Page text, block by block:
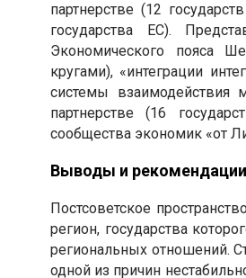
партнерстве (12
государства ЕС).
Экономического пояса
кругами), «интеграции
системы взаимодействия
партнерстве (16
сообщества экономик «от
Выводы и рекомендации
Постсоветское
регион, государства
региональных отношений.
одной из причин